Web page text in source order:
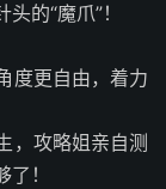
的“魔爪”！
度更自由，着力
，攻略姐亲自测
！